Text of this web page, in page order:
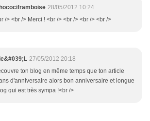
28/05/2012 10:24
/> <br /> Merci ! <br /> <br /> <br /> <br />
27/05/2012 20:18
ton blog en même temps que ton article
d'anniversaire alors bon anniversaire et longue
qui est très sympa !<br />